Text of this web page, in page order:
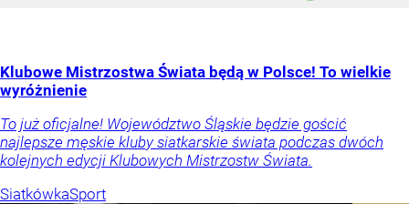
Klubowe Mistrzostwa Świata będą w Polsce! To wielkie
wyróżnienie
To już oficjalne! Województwo Śląskie będzie gościć
najlepsze męskie kluby siatkarskie świata podczas dwóch
kolejnych edycji Klubowych Mistrzostw Świata.
SiatkówkaSport